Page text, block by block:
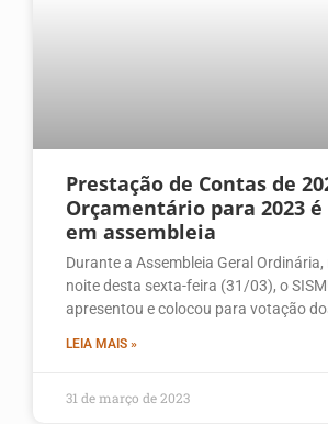
Prestação de Contas de
Orçamentário para 2023
em assembleia
Durante a Assembleia Geral
noite desta sexta-feira (31/03), o
apresentou e colocou para votação
LEIA MAIS »
31 de março de 2023